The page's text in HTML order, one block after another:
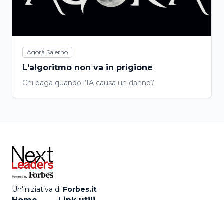
Agorà Salerno
L'algoritmo non va in prigione
Chi paga quando l’IA causa un danno?
Un'iniziativa di Forbes.it